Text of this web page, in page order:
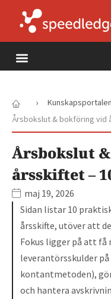
› Kunskapsportalen
Årsbokslut & bokföring vid
Årsbokslut
årsskiftet –
maj 19, 2026
Sidan listar 10
årsskifte, utöver att
Fokus ligger på att få
leverantörsskulder
kontantmetoden),
och hantera